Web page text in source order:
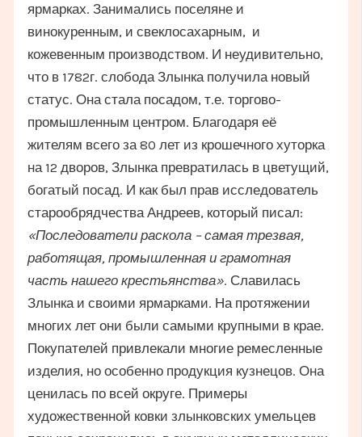
ярмарках. Занимались поселяне и
винокуренным, и свеклосахарным, и
кожевенным производством. И неудивительно,
что в 1782г. слобода Злынка получила новый
статус. Она стала посадом, т.е. торгово-
промышленным центром. Благодаря её
жителям всего за 80 лет из крошечного хуторка
на 12 дворов, Злынка превратилась в цветущий,
богатый посад. И как был прав исследователь
старообрядчества Андреев, который писал:
«Последователи раскола – самая трезвая,
работящая, промышленная и грамотная
часть нашего крестьянства». Славилась
Злынка и своими ярмарками. На протяжении
многих лет они были самыми крупными в крае.
Покупателей привлекали многие ремесленные
изделия, но особенно продукция кузнецов. Она
ценилась по всей округе. Примеры
художественной ковки злынковских умельцев